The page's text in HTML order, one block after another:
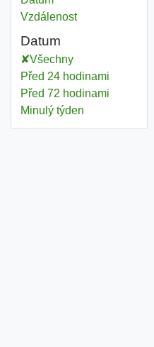
Vzdálenost
Datum
Všechny
Před 24 hodinami
Před 72 hodinami
Minulý týden